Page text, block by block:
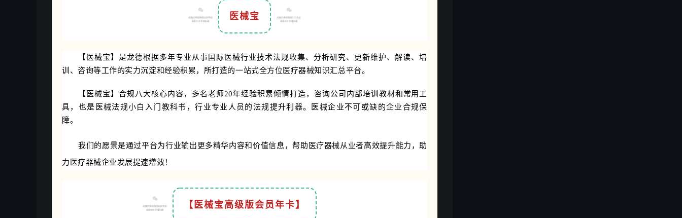
医械宝
【医械宝】是龙德根据多年专业从事国际医械行业技术法规收集、分析研究、更新维护、解读、培
训、咨询等工作的实力沉淀和经验积累，所打造的一站式全方位医疗器械知识汇总平台。
【医械宝】合规八大核心内容，多名老师20年经验积累倾情打造，咨询公司内部培训教材和常用工
具，也是医械法规小白入门教科书，行业专业人员的法规提升利器。医械企业不可或缺的企业合规保
障。
我们的愿景是通过平台为行业输出更多精华内容和价值信息，帮助医疗器械从业者高效提升能力，助
力医疗器械企业发展提速增效！
【医械宝高级版会员年卡】